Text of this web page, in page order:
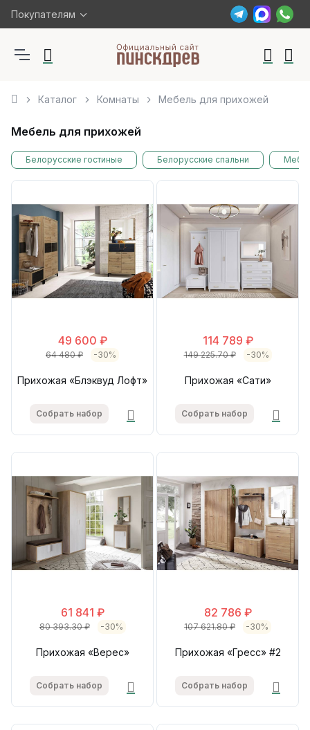
Покупателям
Каталог Комнаты Мебель для прихожей
Мебель для прихожей
Белорусские гостиные Белорусские спальни
49 600 ₽
64 480 ₽ -30%
Прихожая «Блэквуд Лофт»
Собрать набор
114 789 ₽
149 225.70 ₽ -30%
Прихожая «Сати»
Собрать набор
61 841 ₽
80 393.30 ₽ -30%
Прихожая «Верес»
Собрать набор
82 786 ₽
107 621.80 ₽ -30%
Прихожая «Гресс» #2
Собрать набор